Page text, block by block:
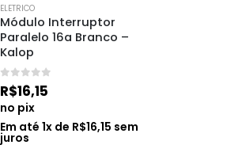
ELETRICO
Módulo Interruptor
Paralelo 16a Branco –
Kalop
de 5
R$16,15
no pix
Em até 1x de R$16,15 sem
juros